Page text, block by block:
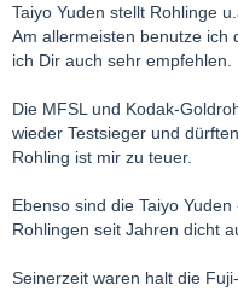
Taiyo Yuden stellt Rohlinge
Am allermeisten benutze ich
ich Dir auch sehr empfehlen.
Die MFSL und Kodak-
wieder Testsieger und
Rohling ist mir zu teuer.
Ebenso sind die Taiyo
Rohlingen seit Jahren dicht
Seinerzeit waren halt die